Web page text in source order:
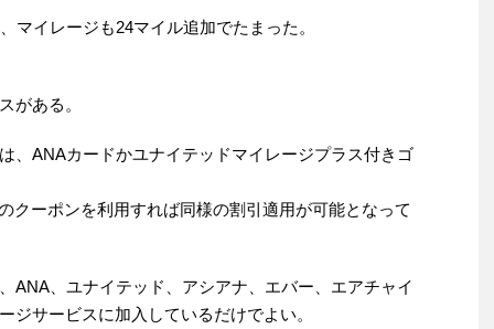
マイレージも24マイル追加でたまった。
がある。
、ANAカードかユナイテッドマイレージプラス付きゴ
クーポンを利用すれば同様の割引適用が可能となって
ANA、ユナイテッド、アシアナ、エバー、エアチャイ
ジサービスに加入しているだけでよい。